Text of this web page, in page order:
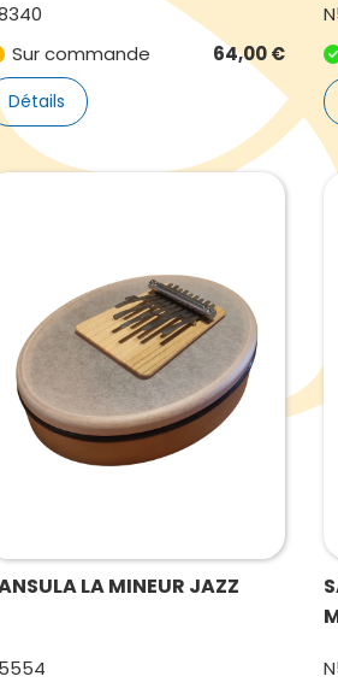
Sur commande
64,00€
Détails
LA MINEUR JAZZ